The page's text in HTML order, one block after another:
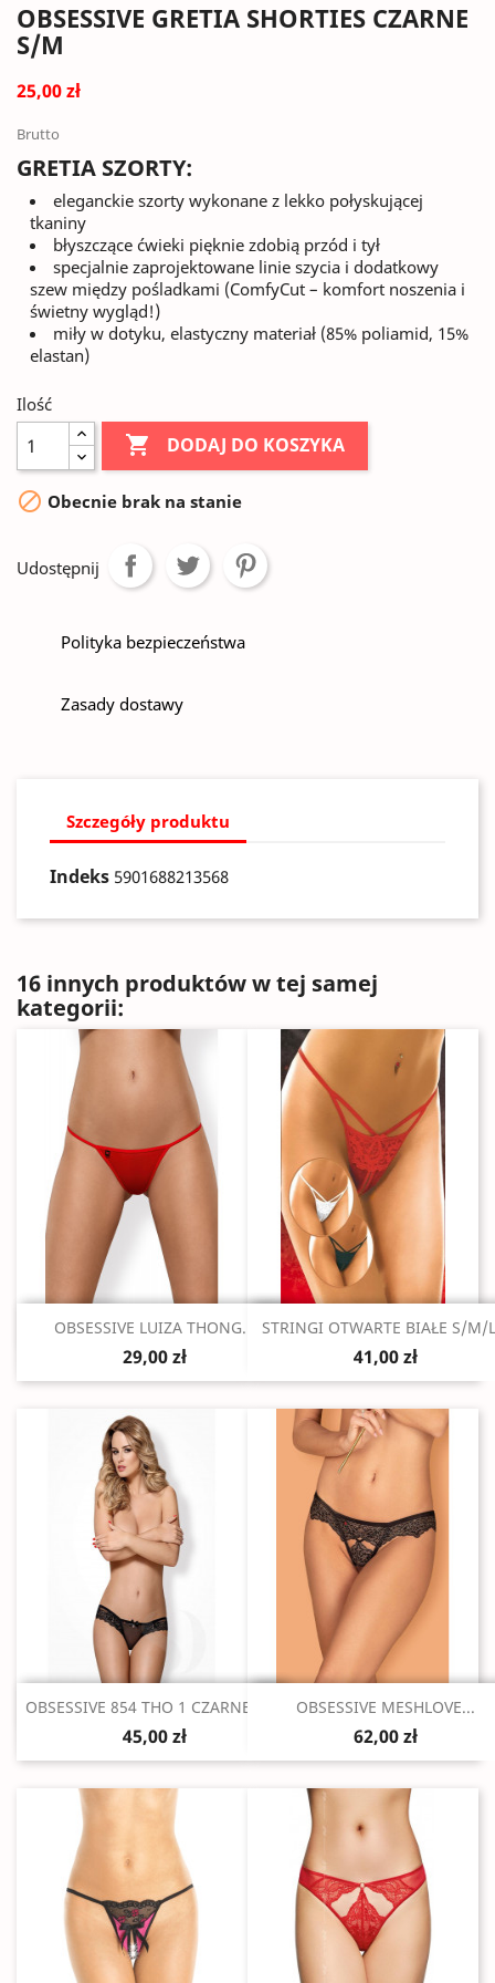
OBSESSIVE GRETIA SHORTIES CZARNE
S/M
25,00 zł
Brutto
GRETIA SZORTY:
eleganckie szorty wykonane z lekko połyskującej
tkaniny
błyszczące ćwieki pięknie zdobią przód i tył
specjalnie zaprojektowane linie szycia i dodatkowy
szew między pośladkami (ComfyCut – komfort noszenia i
świetny wygląd!)
miły w dotyku, elastyczny materiał (85% poliamid, 15%
elastan)
Ilość
 DODAJ DO KOSZYKA
 Obecnie brak na stanie
Udostępnij
Polityka bezpieczeństwa
Zasady dostawy
Szczegóły produktu
Indeks 5901688213568
16 innych produktów w tej samej
kategorii:
Szybki podgląd
OBSESSIVE LUIZA THONG...
29,00 zł
Szybki podgląd
STRINGI OTWARTE BIAŁE S/M/
41,00 zł
Szybki podgląd
OBSESSIVE 854 THO 1 CZARNE S/M
45,00 zł
Szybki podgląd
OBSESSIVE MESHLOVE...
62,00 zł